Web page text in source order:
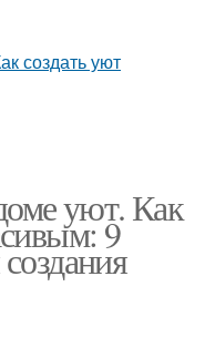
уют. Как
9